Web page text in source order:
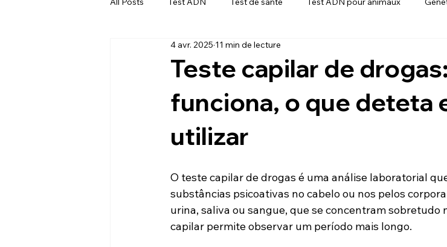
Teste capilar de
funciona, o que deteta
utilizar
4 avr. 2025 11 min de lecture
O teste capilar de drogas é uma análise laboratorial
substâncias psicoativas no cabelo ou nos pelos
urina, saliva ou sangue, que se concentram sobretudo
capilar permite observar um período mais longo.